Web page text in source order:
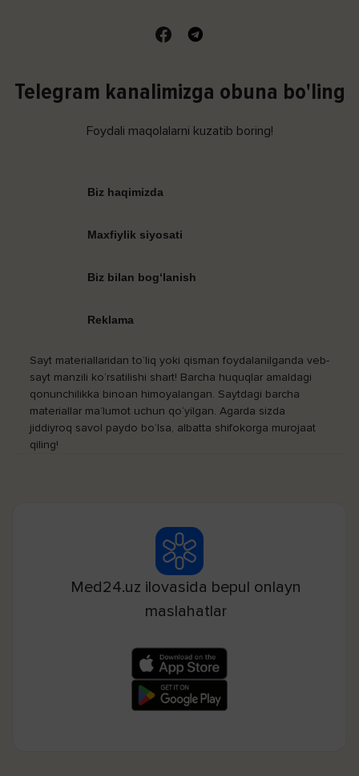
Telegram kanalimizga obuna bo'ling
Foydali maqolalarni kuzatib boring!
Biz haqimizda
Maxfiylik siyosati
Biz bilan bog‘lanish
Reklama
Sayt materiallaridan to‘liq yoki qisman foydalanilganda veb-
sayt manzili ko‘rsatilishi shart! Barcha huquqlar amaldagi
qonunchilikka binoan himoyalangan. Saytdagi barcha
materiallar ma’lumot uchun qo‘yilgan. Agarda sizda
jiddiyroq savol paydo bo‘lsa, albatta shifokorga murojaat
qiling!
Med24.uz ilovasida bepul onlayn
maslahatlar